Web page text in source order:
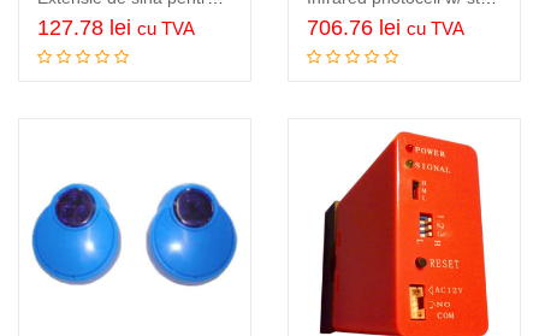
Adauga in cos
127.78 lei cu TVA
Adauga in cos
706.76 lei cu TVA